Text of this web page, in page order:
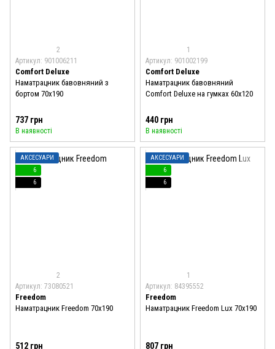
2
Артикул: 901006211
Comfort Deluxe
Наматрацник бавовняний з
бортом 70x190
737 грн
В наявності
1
Артикул: 901002199
Comfort Deluxe
Наматрацник бавовняний
Comfort Deluxe на гумках 60x120
440 грн
В наявності
АКСЕСУАРИ
6
6
2
Артикул: 73080521
Freedom
Наматрацник Freedom 70x190
512 грн
АКСЕСУАРИ
6
6
1
Артикул: 84395552
Freedom
Наматрацник Freedom Lux 70x190
807 грн